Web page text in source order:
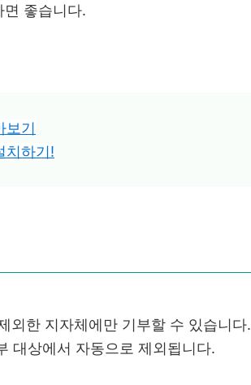
좋습니다.
보기
치하기!
외한 지자체에만 기부할 수 있습니다.
대상에서 자동으로 제외됩니다.